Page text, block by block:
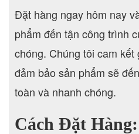
Đặt hàng ngay hôm nay
phẩm đến tận công trình
chóng. Chúng tôi cam kết
đảm bảo sản phẩm sẽ
toàn và nhanh chóng.
Cách Đặt Hàng: